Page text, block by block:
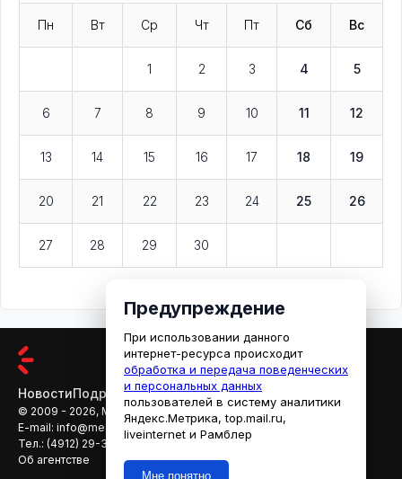
Пн Вт Ср Чт Пт Сб Вс
1 2 3 4 5
6 7 8 9 10 11 12
13 14 15 16 17 18 19
20 21 22 23 24 25 26
27 28 29 30
НовостиПодробностиАфишаКино
© 2009 - 2026, МЕДИАРЯЗАНЬ
E-mail: info@mediaryazan.ru
reklama@mediaryazan.ru
Тел.: (4912) 29-33-66
Об агентстве
Предупреждение
При использовании данного
интернет-ресурса происходит
обработка и передача поведенческих
и персональных данных
пользователей в систему аналитики
Яндекс.Метрика, top.mail.ru,
liveinternet и Рамблер
Мне понятно